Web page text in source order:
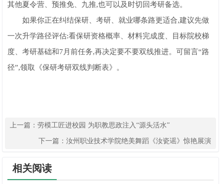
其他夏令营、预推免、九推,也可以及时切回考研备选。
如果你正在纠结保研、考研、就业哪条路更适合,建议先做
一次升学路径评估:看保研资格概率、材料完成度、目标院校梯
度、考研基础和7月前任务,再决定要不要双线推进。可留言“路
径”,领取《保研考研双线判断表》。
上一篇：劳模工匠进校园 为职教思政注入“源头活水”
下一篇： 汝州职业技术学院绝美舞蹈《汝瓷谣》惊艳展演
相关阅读